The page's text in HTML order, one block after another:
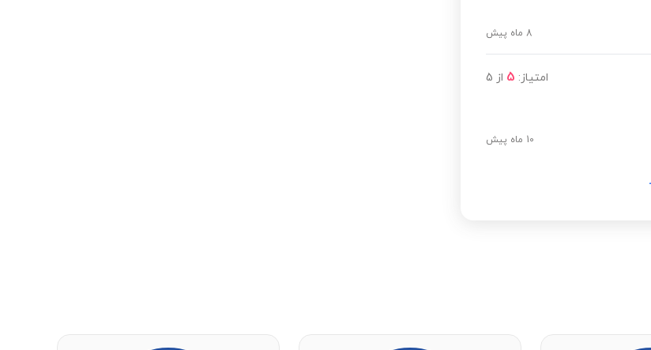
8 ماه پیش
امتیاز: 5 از 5
10 ماه پیش